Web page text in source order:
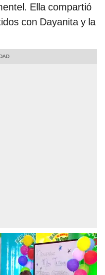
Ella compartió
con Dayanita y la